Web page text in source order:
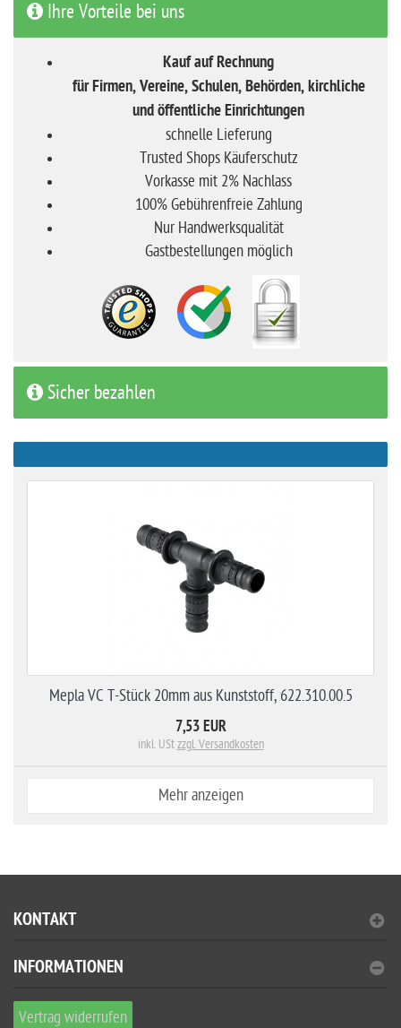
Ihre Vorteile bei uns
Kauf auf Rechnung
für Firmen, Vereine, Schulen, Behörden, kirchliche
und öffentliche Einrichtungen
schnelle Lieferung
Trusted Shops Käuferschutz
Vorkasse mit 2% Nachlass
100% Gebührenfreie Zahlung
Nur Handwerksqualität
Gastbestellungen möglich
Sicher bezahlen
Mepla VC T-Stück 20mm aus Kunststoff, 622.310.00.5
7,53 EUR
inkl. UStzzgl. Versandkosten
Mehr anzeigen
KONTAKT
INFORMATIONEN
Vertrag widerrufen